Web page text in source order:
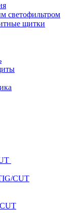
светофильтром
щитки
CUT